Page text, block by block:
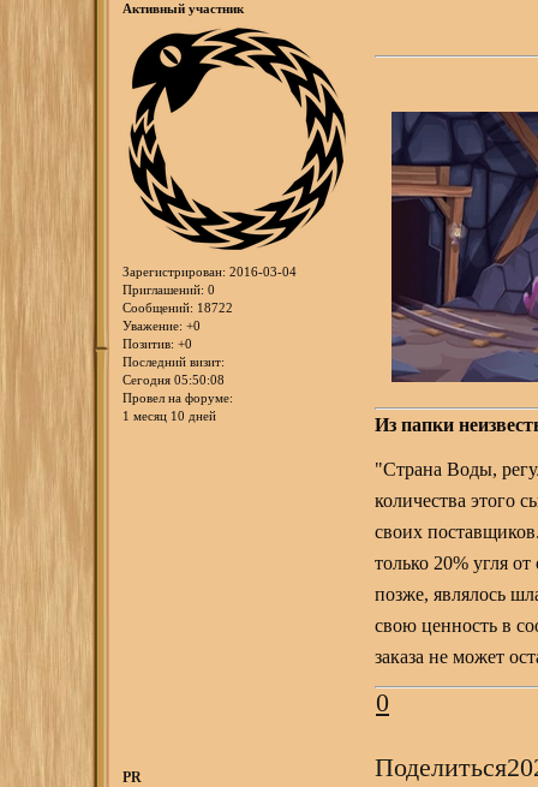
Активный участник
Зарегистрирован: 2016-03-04
Приглашений: 0
Сообщений: 18722
Уважение: +0
Позитив: +0
Последний визит:
Сегодня 05:50:08
Провел на форуме:
1 месяц 10 дней
Из папки
"Страна Воды,
количества этого
своих
только 20% угля
позже, являлось
свою ценность в
заказа не может
0
Поделиться
PR